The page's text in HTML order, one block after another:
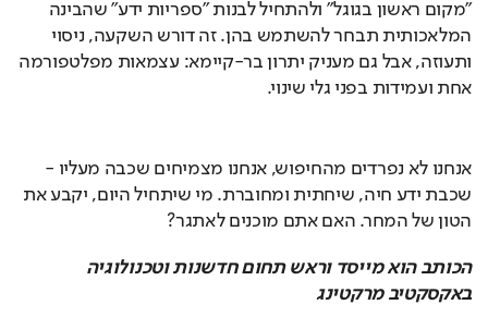
אחת ועמידות בפני גלי שינוי.
הטון של המחר. האם אתם מוכנים לאתגר?
הכותב הוא מייסד וראש תחום חדשנות וטכנולוגיה
באקסקטיב מרקטינג